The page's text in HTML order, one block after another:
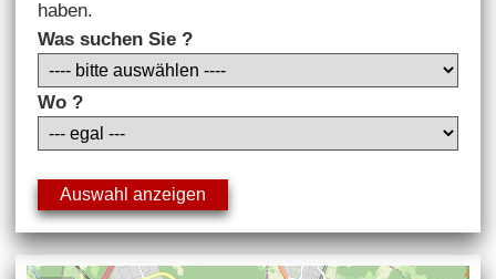
haben.
Was suchen Sie ?
Wo ?